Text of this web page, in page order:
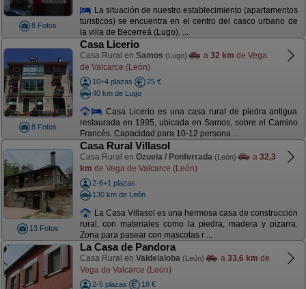
8 Fotos
La situación de nuestro establecimiento (apartamentos
turisticos) se encuentra en el centro del casco urbano de
la villa de Becerreá (Lugo). ...
8 Fotos
Casa Licerio
Casa Rural en Samos (Lugo) a 32 km de Vega
de Valcarce (León)
10+4 plazas
25 €
40 km de Lugo
Casa Licerio es una casa rural de piedra antigua
restaurada en 1995, ubicada en Samos, sobre el Camino
Francés. Capacidad para 10-12 persona ...
13 Fotos
Casa Rural Villasol
Casa Rural en Ozuela / Ponferrada (León) a 32,3
km de Vega de Valcarce (León)
2-6+1 plazas
130 km de León
La Casa Villasol es una hermosa casa de construcción
rural, con materiales como la piedra, madera y pizarra.
Zona para pasear con mascotas r ...
La Casa de Pandora
Casa Rural en Valdelaloba (León) a 33,6 km de
Vega de Valcarce (León)
2-5 plazas
18 €